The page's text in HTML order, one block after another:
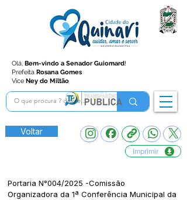
Olá, Bem-vindo a Senador Guiomard!
Prefeita Rosana Gomes
Vice Ney do Miltão
Voltar
Imprimir
Portaria N°004/2025 -Comissão
Organizadora da 1ª Conferência Municipal da